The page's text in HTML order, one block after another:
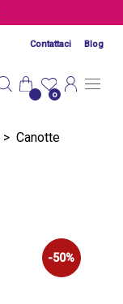
Contattaci Blog
0
> Canotte
-50%